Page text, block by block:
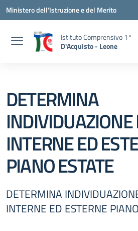
Vai ai contenuti
Vai al menu di navigazione
Vai al footer
Ministero dell'Istruzione e del Merito
Istituto Comprensivo 1°
D'Acquisto - Leone
DETERMINA
INDIVIDUAZIONE
INTERNE ED
PIANO ESTATE
DETERMINA
INTERNE ED ESTERNE